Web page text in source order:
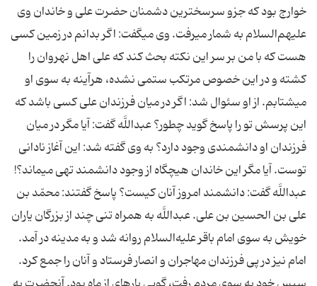
خوارج بود که جزو سرسخترین دشمنان حضرت علی و خاندان وی
علیهم‌السلام به شمار می‏رفت. وی ‏می‏گفت: اگر بدانم در زمین کسی
هست که با من بر سر این نکته بحث کند که علی اهل نهروان را
کشته و در این خصوص مرتکب ستمی نشده، هرآینه به سوی او
می‏شتابم. از او سئوال شد: اگر در میان فرزندان علی کسی باشد که
این پرسش تو را پاسخ گوید چطور؟ عبداللَّه گفت: آیا مگر در میان
فرزندان او دانشمندی وجود دارد؟ به وی گفته شد: این آغاز نادانی
توست. آیا مگر این خاندان هیچگاه از وجود دانشمند تهی می‏ماند؟!
عبداللَّه گفت: دانشمند امروز آنان کیست؟ پاسخ گفتند: محمّد بن
علی بن الحسین بن علی. عبداللَّه به همراه تنی چند از بزرگان یاران
خویش به سوی امام باقر علیه‌السلام روانه شد و به مدینه در آمد.
امام نیز در پی فرزندان مهاجران و انصار فرستاد و آنان را جمع کرد.